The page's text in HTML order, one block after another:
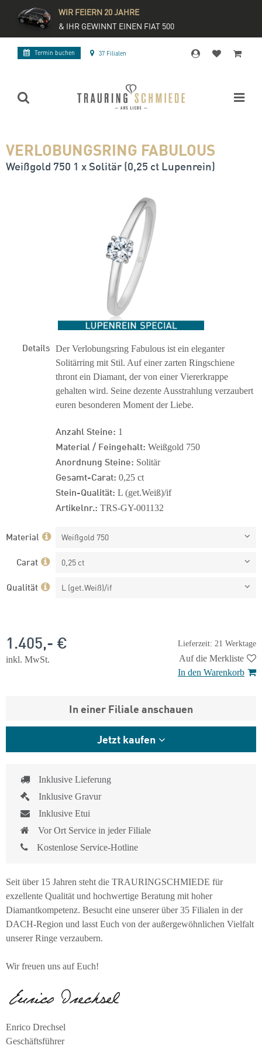
WIR FEIERN 20 JAHRE
& IHR GEWINNT EINEN FIAT 500
Termin buchen 37 Filialen
VERLOBUNGSRING FABULOUS
Weißgold 750 1 x Solitär (0,25 ct Lupenrein)
Details Der Verlobungsring Fabulous ist ein eleganter
Solitärring mit Stil. Auf einer zarten Ringschiene
thront ein Diamant, der von einer Viererkrappe
gehalten wird. Seine dezente Ausstrahlung verzaubert
euren besonderen Moment der Liebe.
Anzahl Steine: 1
Material / Feingehalt: Weißgold 750
Anordnung Steine: Solitär
Gesamt-Carat: 0,25 ct
Stein-Qualität: L (get.Weiß)/if
Artikelnr.: TRS-GY-001132
Material Weißgold 750
Carat 0,25 ct
Qualität L (get.Weiß)/if
Lieferzeit: 21 Werktage
1.405,- €
inkl. MwSt.
Auf die Merkliste
In den Warenkorb
In einer Filiale anschauen
Jetzt kaufen
Inklusive Lieferung
Inklusive Gravur
Inklusive Etui
Vor Ort Service in jeder Filiale
Kostenlose Service-Hotline
Seit über 15 Jahren steht die TRAURINGSCHMIEDE für
exzellente Qualität und hochwertige Beratung mit hoher
Diamantkompetenz. Besucht eine unserer über 35 Filialen in der
DACH-Region und lasst Euch von der außergewöhnlichen Vielfalt
unserer Ringe verzaubern.
Wir freuen uns auf Euch!
Enrico Drechsel
Geschäftsführer